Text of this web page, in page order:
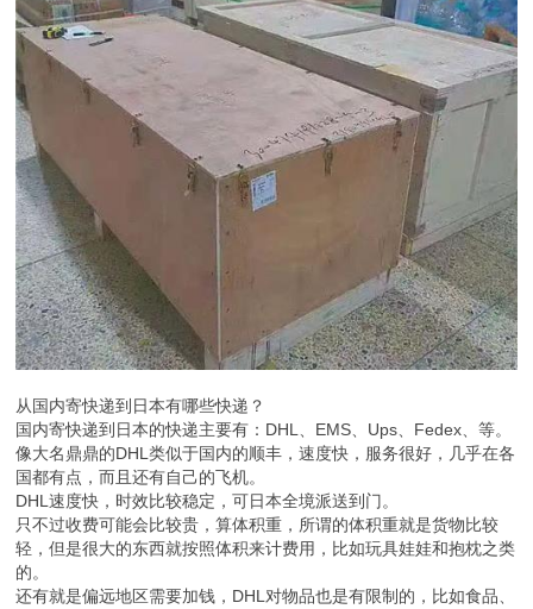
从国内寄快递到日本有哪些快递？
国内寄快递到日本的快递主要有：DHL、EMS、Ups、Fedex、等。
像大名鼎鼎的DHL类似于国内的顺丰，速度快，服务很好，几乎在各
国都有点，而且还有自己的飞机。
DHL速度快，时效比较稳定，可日本全境派送到门。
只不过收费可能会比较贵，算体积重，所谓的体积重就是货物比较
轻，但是很大的东西就按照体积来计费用，比如玩具娃娃和抱枕之类
的。
还有就是偏远地区需要加钱，DHL对物品也是有限制的，比如食品、